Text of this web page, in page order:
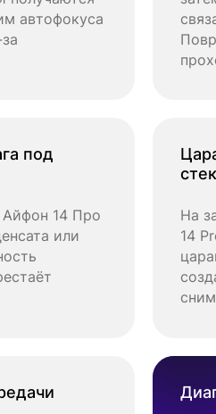
автофокуса
под
14 Про
или
На
14